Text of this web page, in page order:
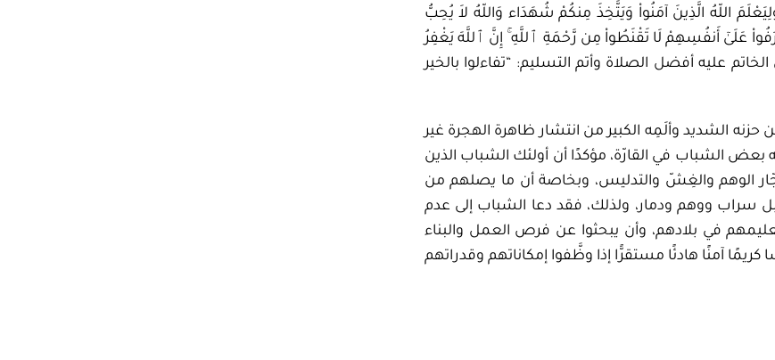
اللّهُ الَّذِينَ آمَنُواْ وَيَتَّخِذَ مِنكُمْ شُهَدَاء وَاللّهُ لاَ يُحِبُّ
عَلَىٰٓ أَنفُسِهِمْ لَا تَقْنَطُواْ مِن رَّحْمَةِ ٱللَّهِۚ إِنَّ ٱللَّهَ يَغْفِرُ
الخاتم عليه أفضل الصلاة وأتم التسليم: “تفاءلوا بالخير
حزنه الشديد وألَمِه الكبير من انتشار ظاهرة الهجرة غير
بعض الشباب في القارّة، مؤكدًا أن أولئك الشباب الذين
الوهم والغِشّ والتدليس، وبخاصة أن ما يصلهم من
بل سراب ووهم ودمار، ولذلك، فقد دعا الشباب إلى عدم
تعليمهم في بلادهم، وأن يبحثوا عن فرص العمل والبناء
كريمًا آمنًا هادئًا مستقرًّا إذا وظَّفوا إمكاناتهم وقدراتهم